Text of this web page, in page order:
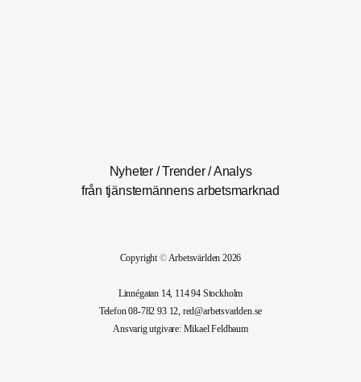
Nyheter / Trender / Analys
från tjänstemännens arbetsmarknad
Copyright©Arbetsvärlden 2026
Linnégatan 14, 114 94 Stockholm
Telefon 08-782 93 12, red@arbetsvarlden.se
Ansvarig utgivare: Mikael Feldbaum